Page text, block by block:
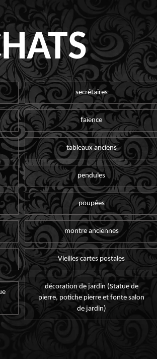
secrétaires
faïence
tableaux anciens
pendules
poupées
montre anciennes
Vieilles cartes postales
décoration de jardin (Statue de
pierre, potiche pierre et fonte salon
de jardin)